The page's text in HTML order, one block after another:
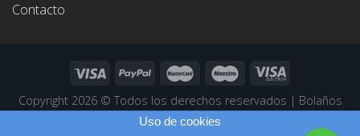
Contacto
Copyright 2026 © Todos los derechos reservados | Bolaños
Páginas Web Profesionales
Uso de cookies